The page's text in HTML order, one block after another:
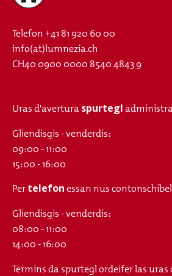
Telefon+41 81 920 60 00
info(at)lumnezia.ch
CH40 0900 0000 8540 4843 9
Uras d'averturaspurtegl
Gliendisgis - venderdis:
09:00 - 11:00
15:00 - 16:00
Pertelefonessan nus
Gliendisgis - venderdis:
08:00 - 11:00
14:00 - 16:00
Termins da spurtegl ordeifer las